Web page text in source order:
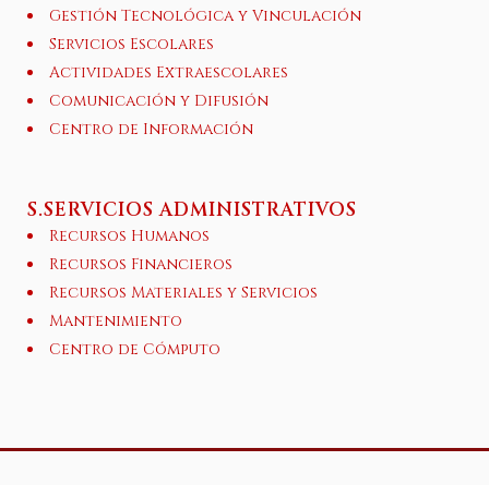
Gestión Tecnológica y Vinculación
Servicios Escolares
Actividades Extraescolares
Comunicación y Difusión
Centro de Información
S.SERVICIOS ADMINISTRATIVOS
Recursos Humanos
Recursos Financieros
Recursos Materiales y Servicios
Mantenimiento
Centro de Cómputo